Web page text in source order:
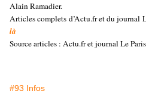
Alain Ramadier.
Articles complets d’Actu.fr et du journal
là
Source articles : Actu.fr et journal Le
#93 Infos